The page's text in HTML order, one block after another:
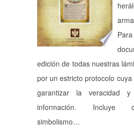
edición de todas nuestras
por un estricto protocolo
garantizar la veracidad
información. Incluye
simbolismo…